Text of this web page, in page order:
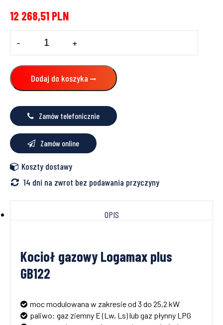
12 268,51 PLN
Pakiet
–
kocioł
gazowy
Logamax
plus
20H,
podgrzewacz
BJB
100
sterownik
RC310
(czarny)
- +
Dodaj do koszyka
Zamów telefonicznie
Zamów online
Koszty dostawy
14 dni na zwrot bez podawania przyczyny
OPIS
Kocioł gazowy Logamax plus
GB122
moc modulowana w zakresie od 3 do 25,2 kW
paliwo: gaz ziemny E (Lw, Ls) lub gaz płynny LPG